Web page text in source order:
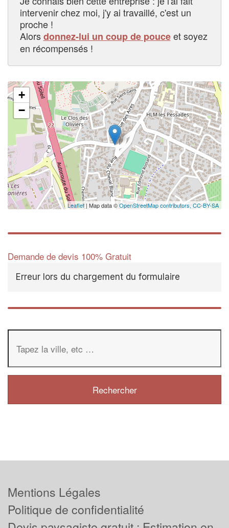
intervenir chez moi, j'y ai travaillé, c'est un
proche !
Alorsdonnez-lui un coup de pouceet soyez
en récompensés !
+
−
Leaflet| Map data ©OpenStreetMap contributors,CC-BY-SA
Demande de devis 100% Gratuit
Erreur lors du chargement du formulaire
Mentions Légales
Politique de confidentialité